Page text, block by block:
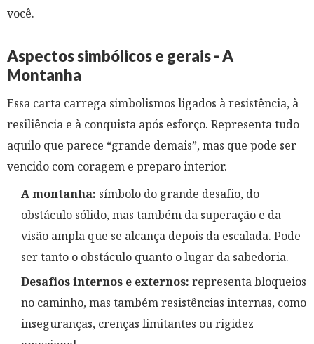
você.
Aspectos simbólicos e gerais - A
Montanha
Essa carta carrega simbolismos ligados à resistência, à
resiliência e à conquista após esforço. Representa tudo
aquilo que parece “grande demais”, mas que pode ser
vencido com coragem e preparo interior.
A montanha: símbolo do grande desafio, do
obstáculo sólido, mas também da superação e da
visão ampla que se alcança depois da escalada. Pode
ser tanto o obstáculo quanto o lugar da sabedoria.
Desafios internos e externos: representa bloqueios
no caminho, mas também resistências internas, como
inseguranças, crenças limitantes ou rigidez